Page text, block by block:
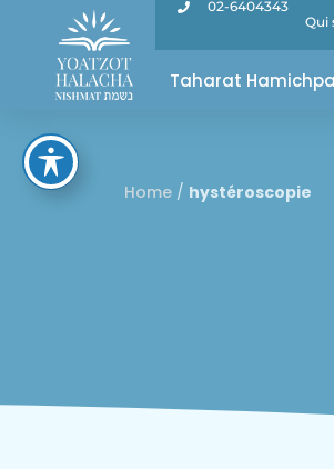
02-6404343
Qui
Taharat
Home / hystéroscopie